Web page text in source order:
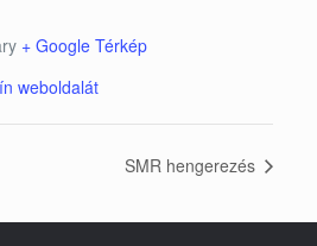
+ Google Térkép
weboldalát
SMR hengerezés